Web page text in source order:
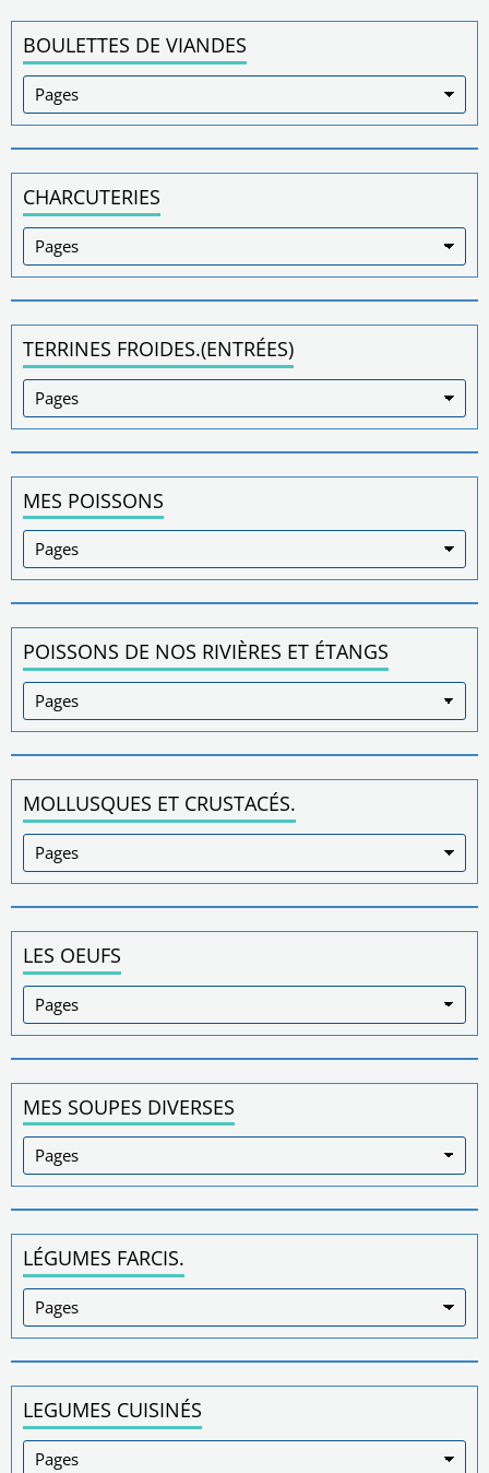
BOULETTES DE VIANDES
CHARCUTERIES
TERRINES FROIDES.(ENTRÉES)
MES POISSONS
POISSONS DE NOS RIVIÈRES ET ÉTANGS
MOLLUSQUES ET CRUSTACÉS.
LES OEUFS
MES SOUPES DIVERSES
LÉGUMES FARCIS.
LEGUMES CUISINÉS